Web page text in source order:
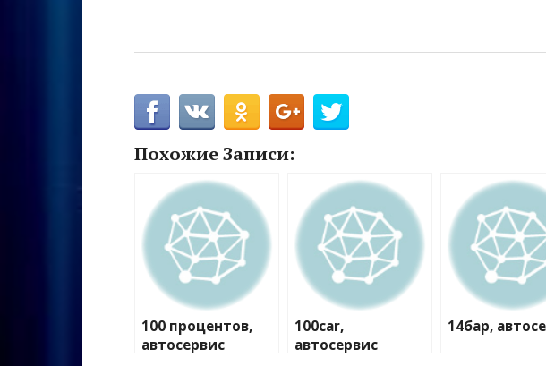
Похожие Записи:
100 процентов,
автосервис
100car,
автосервис
14бар,